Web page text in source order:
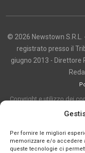
Per fornire le migliori
memorizzare e/o accedere
queste tecnologie ci
© 2026 Newstown S.R.L.
registrato presso il
giugno 2013 - Direttore
Copyright e utilizzo dei
articoli, immagini,
indicazione. La
solo previa autorizzazione